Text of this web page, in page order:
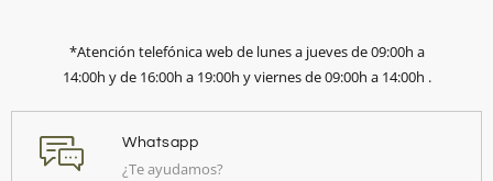
*Atención telefónica web de lunes a jueves de 09:00h a
14:00h y de 16:00h a 19:00h y viernes de 09:00h a 14:00h .
Whatsapp
¿Te ayudamos?